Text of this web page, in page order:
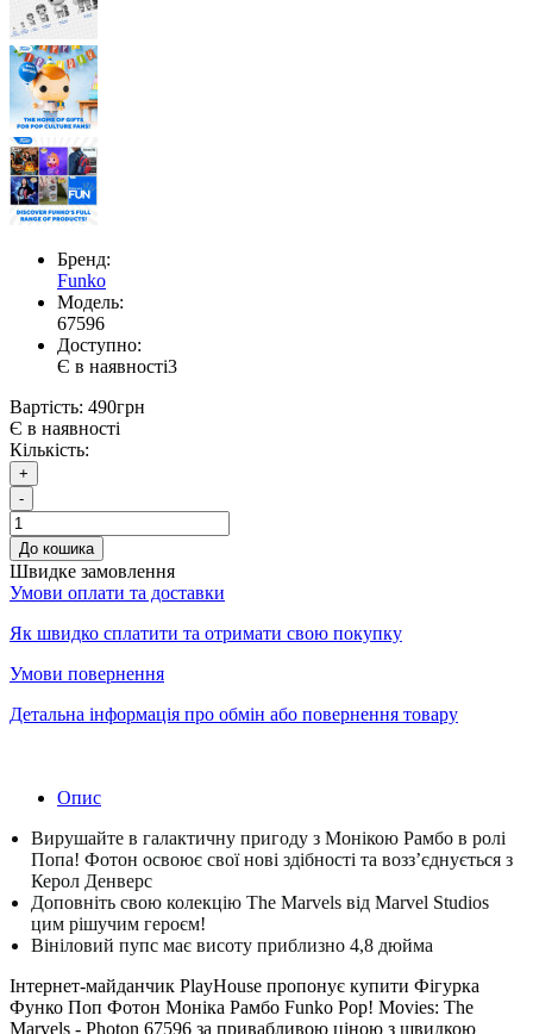
Бренд:
Funko
Модель:
67596
Доступно:
Є в наявності3
Вартість: 490грн
Є в наявності
Кількість:
+
-
До кошика
Швидке замовлення
Умови оплати та доставки
Як швидко сплатити та отримати свою покупку
Умови повернення
Детальна інформація про обмін або повернення товару
Опис
Вирушайте в галактичну пригоду з Монікою Рамбо в ролі
Попа! Фотон освоює свої нові здібності та возз’єднується з
Керол Денверс
Доповніть свою колекцію The Marvels від Marvel Studios
цим рішучим героєм!
Вініловий пупс має висоту приблизно 4,8 дюйма
Інтернет-майданчик PlayHouse пропонує купити Фігурка
Функо Поп Фотон Моніка Рамбо Funko Pop! Movies: The
Marvels - Photon 67596 за привабливою ціною з швидкою